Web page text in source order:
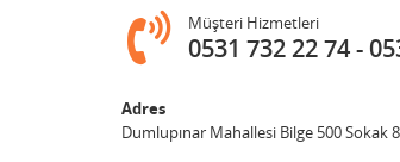
Müşteri Hizmetleri
0531 732 22 74
Adres
Dumlupınar Mahallesi Bilge 500 Sokak